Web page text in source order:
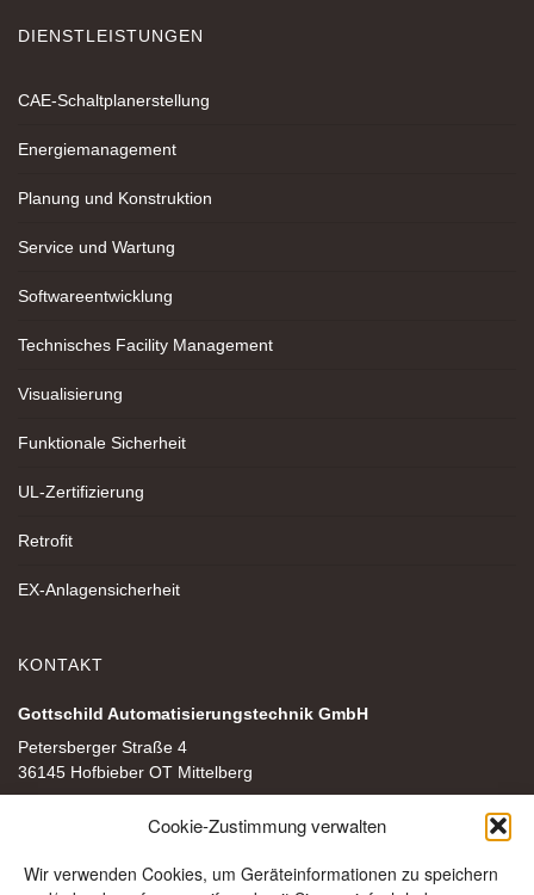
Cookie-Zustimmung verwalten
Wir verwenden Cookies, um Geräteinformationen zu speichern
DIENSTLEISTUNGEN
CAE-Schaltplanerstellung
Energiemanagement
Planung und Konstruktion
Service und Wartung
Softwareentwicklung
Technisches Facility Management
Visualisierung
Funktionale Sicherheit
UL-Zertifizierung
Retrofit
EX-Anlagensicherheit
KONTAKT
Gottschild Automatisierungstechnik GmbH
Petersberger Straße 4
36145 Hofbieber OT Mittelberg
Folgen Sie uns auf Instagram